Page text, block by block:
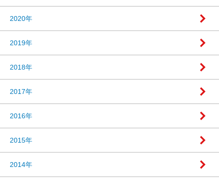
2020年
2019年
2018年
2017年
2016年
2015年
2014年